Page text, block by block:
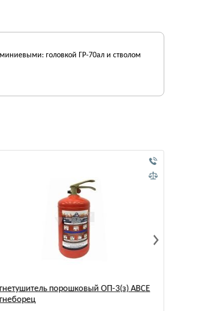
головкой ГР-70ал и стволом
порошковый ОП-3(з) АВСЕ